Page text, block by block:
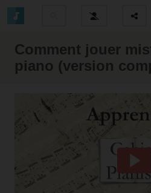
Comment jouer
piano (version